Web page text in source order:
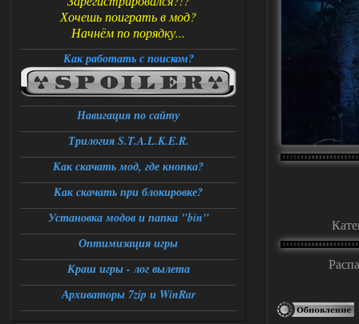
Хочешь поиграть в мод?
Начнём по порядку...
Как работать с поиском?
Навигация по сайту
Трилогия S.T.A.L.K.E.R.
Как скачать мод, где кнопка?
Как скачать при блокировке?
Установка модов и папка "bin"
Оптимизация игры
Краш игры - лог вылета
Архиваторы 7zip и WinRar